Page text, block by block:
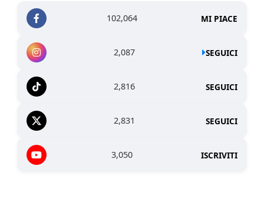
102,064 MI PIACE
2,087 SEGUICI
2,816 SEGUICI
2,831 SEGUICI
3,050 ISCRIVITI